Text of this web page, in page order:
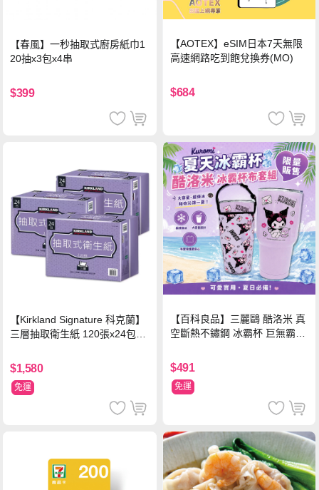
【春風】一秒抽取式廚房紙巾1
20抽x3包x4串
$399
【AOTEX】eSIM日本7天無限
高速網路吃到飽兌換券(MO)
$684
【Kirkland Signature 科克蘭】
三層抽取衛生紙 120張x24包x3
$1,580
免運
【百科良品】三麗鷗 酷洛米 真
空斷熱不鏽鋼 冰霸杯 巨無霸鋼
ml-信封款(贈手提杯套)
$491
免運